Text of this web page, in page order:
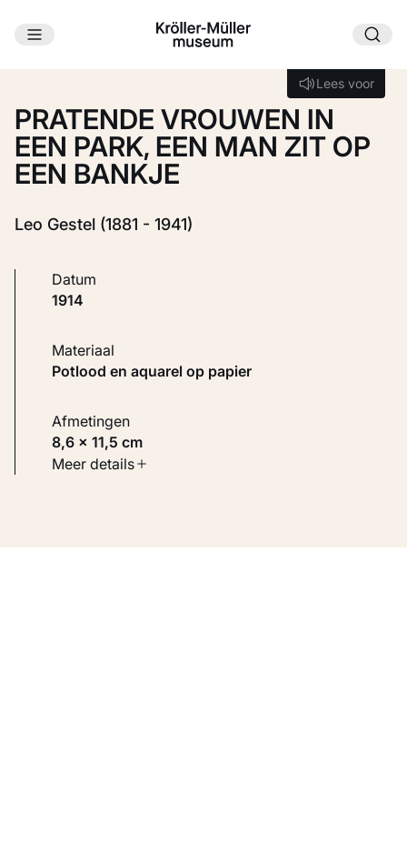
Ga naar hoofdinhoud
Lees voor
Lees voor
PRATENDE VROUWEN IN
EEN PARK, EEN MAN ZIT OP
EEN BANKJE
Leo Gestel (1881 - 1941)
Datum
1914
Materiaal
Potlood en aquarel op papier
Afmetingen
8,6 × 11,5 cm
Soort werk
Meer details